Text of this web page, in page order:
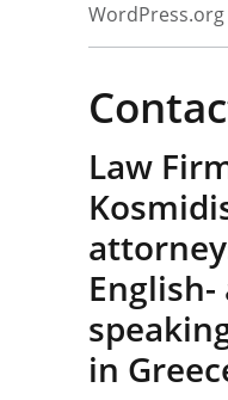
WordPress.org
Law
in